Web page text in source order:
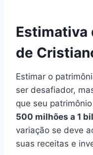
Estimativa
de
Estimar o
ser desafiador,
que seu
500 milhões a 1
variação se deve
suas receitas e